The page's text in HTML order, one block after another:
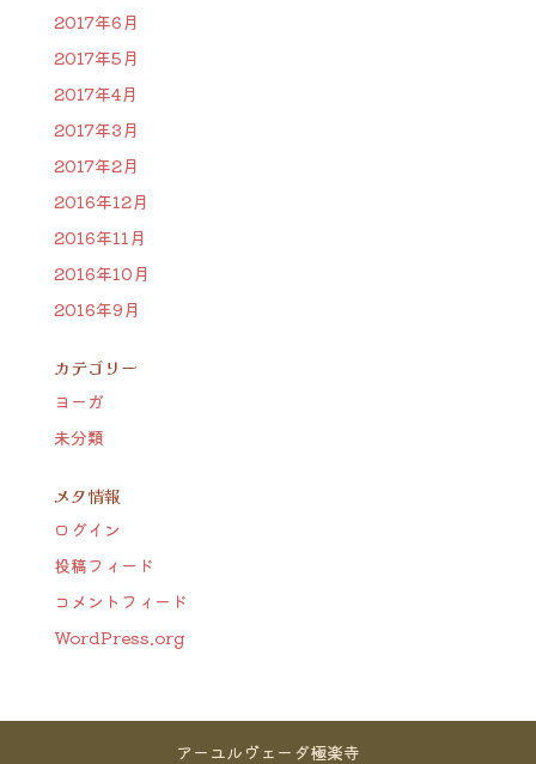
2017年6月
2017年5月
2017年4月
2017年3月
2017年2月
2016年12月
2016年11月
2016年10月
2016年9月
カテゴリー
ヨーガ
未分類
メタ情報
ログイン
投稿フィード
コメントフィード
WordPress.org
アーユルヴェーダ極楽寺